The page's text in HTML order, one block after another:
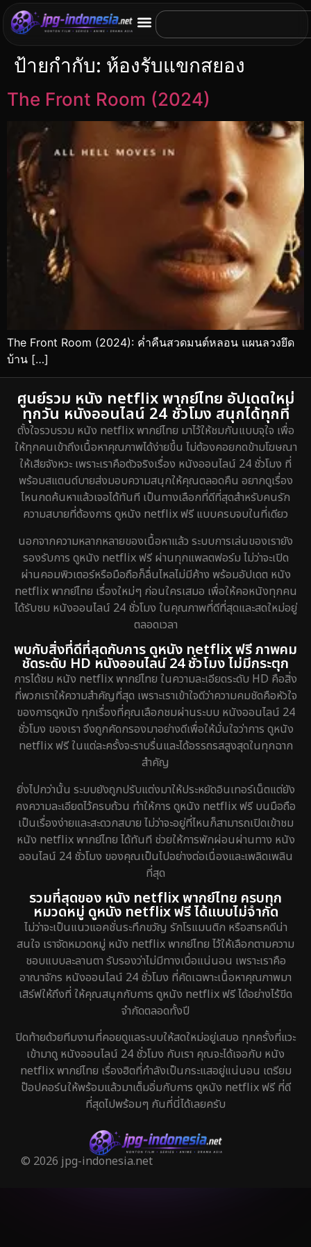
ป้ายกำกับ: ห้องรับแขกสยอง
The Front Room (2024)
The Front Room (2024): ค่ำคืนสวดมนต์หลอน แผนลวงยึด
บ้าน […]
ศูนย์รวม หนัง netflix พากย์ไทย อัปเดตใหม่
ทุกวัน หนังออนไลน์ 24 ชั่วโมง สนุกได้ทุกที่
ตั้งใจรวบรวม หนัง netflix พากย์ไทย มาไว้ให้ชมกันแบบจุใจ เพื่อ
ให้ทุกคนเข้าถึงเนื้อหาคุณภาพได้ง่ายขึ้น ไม่ต้องคอยกดข้ามโฆษณา
ให้เสียจังหวะ เพราะเราคือตัวจริงเรื่อง หนังออนไลน์ 24 ชั่วโมง ที่
พร้อมสแตนด์บายส่งมอบความสนุกให้คุณตลอดคืน อยากดูเรื่อง
ไหนกดค้นหาแล้วเจอได้ทันที เป็นทางเลือกที่ดีที่สุดสำหรับคนรัก
ความสบายที่ต้องการ ดูหนัง netflix ฟรี แบบครบจบในที่เดียว
นอกจากความหลากหลายของเนื้อหาแล้ว ระบบการเล่นของเรายัง
รองรับการ ดูหนัง netflix ฟรี ผ่านทุกแพลตฟอร์ม ไม่ว่าจะเปิด
ผ่านคอมพิวเตอร์หรือมือถือก็ลื่นไหลไม่มีค้าง พร้อมอัปเดต หนัง
netflix พากย์ไทย เรื่องใหม่ๆ ก่อนใครเสมอ เพื่อให้คอหนังทุกคน
ได้รับชม หนังออนไลน์ 24 ชั่วโมง ในคุณภาพที่ดีที่สุดและสดใหม่อยู่
ตลอดเวลา
พบกับสิ่งที่ดีที่สุดกับการ ดูหนัง netflix ฟรี ภาพคม
ชัดระดับ HD หนังออนไลน์ 24 ชั่วโมง ไม่มีกระตุก
การได้ชม หนัง netflix พากย์ไทย ในความละเอียดระดับ HD คือสิ่ง
ที่พวกเราให้ความสำคัญที่สุด เพราะเราเข้าใจดีว่าความคมชัดคือหัวใจ
ของการดูหนัง ทุกเรื่องที่คุณเลือกชมผ่านระบบ หนังออนไลน์ 24
ชั่วโมง ของเรา จึงถูกคัดกรองมาอย่างดีเพื่อให้มั่นใจว่าการ ดูหนัง
netflix ฟรี ในแต่ละครั้งจะราบรื่นและได้อรรถรสสูงสุดในทุกฉาก
สำคัญ
ยิ่งไปกว่านั้น ระบบยังถูกปรับแต่งมาให้ประหยัดอินเทอร์เน็ตแต่ยัง
คงความละเอียดไว้ครบถ้วน ทำให้การ ดูหนัง netflix ฟรี บนมือถือ
เป็นเรื่องง่ายและสะดวกสบาย ไม่ว่าจะอยู่ที่ไหนก็สามารถเปิดเข้าชม
หนัง netflix พากย์ไทย ได้ทันที ช่วยให้การพักผ่อนผ่านทาง หนัง
ออนไลน์ 24 ชั่วโมง ของคุณเป็นไปอย่างต่อเนื่องและเพลิดเพลิน
ที่สุด
รวมที่สุดของ หนัง netflix พากย์ไทย ครบทุก
หมวดหมู่ ดูหนัง netflix ฟรี ได้แบบไม่จำกัด
ไม่ว่าจะเป็นแนวแอคชั่นระทึกขวัญ รักโรแมนติก หรือสารคดีน่า
สนใจ เราจัดหมวดหมู่ หนัง netflix พากย์ไทย ไว้ให้เลือกตามความ
ชอบแบบละลานตา รับรองว่าไม่มีทางเบื่อแน่นอน เพราะเราคือ
อาณาจักร หนังออนไลน์ 24 ชั่วโมง ที่คัดเฉพาะเนื้อหาคุณภาพมา
เสิร์ฟให้ถึงที่ ให้คุณสนุกกับการ ดูหนัง netflix ฟรี ได้อย่างไร้ขีด
จำกัดตลอดทั้งปี
ปิดท้ายด้วยทีมงานที่คอยดูแลระบบให้สดใหม่อยู่เสมอ ทุกครั้งที่แวะ
เข้ามาดู หนังออนไลน์ 24 ชั่วโมง กับเรา คุณจะได้เจอกับ หนัง
netflix พากย์ไทย เรื่องฮิตที่กำลังเป็นกระแสอยู่แน่นอน เตรียม
ป๊อปคอร์นให้พร้อมแล้วมาเต็มอิ่มกับการ ดูหนัง netflix ฟรี ที่ดี
ที่สุดไปพร้อมๆ กันที่นี่ได้เลยครับ
© 2026 jpg-indonesia.net